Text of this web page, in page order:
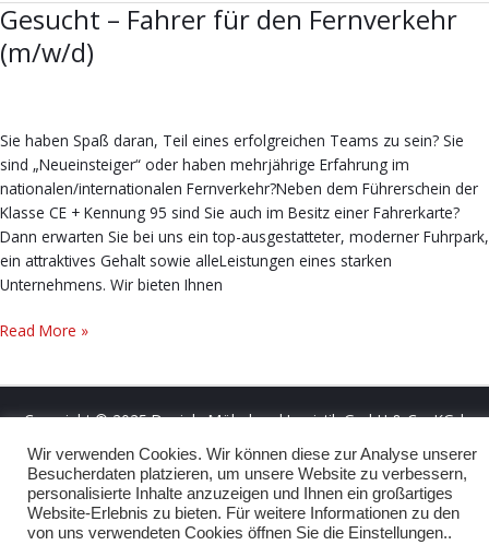
Gesucht – Fahrer für den Fernverkehr
(m/w/d)
Sie haben Spaß daran, Teil eines erfolgreichen Teams zu sein? Sie
sind „Neueinsteiger“ oder haben mehrjährige Erfahrung im
nationalen/internationalen Fernverkehr?Neben dem Führerschein der
Klasse CE + Kennung 95 sind Sie auch im Besitz einer Fahrerkarte?
Dann erwarten Sie bei uns ein top-ausgestatteter, moderner Fuhrpark,
ein attraktives Gehalt sowie alleLeistungen eines starken
Unternehmens. Wir bieten Ihnen
Gesucht
Fahrer
Fernverkehr
(m/w/d)
Read More »
Copyright © 2025 Daniela Möbel und Logistik GmbH & Co. KG |
Powered by
3ZB
Wir verwenden Cookies. Wir können diese zur Analyse unserer
Besucherdaten platzieren, um unsere Website zu verbessern,
personalisierte Inhalte anzuzeigen und Ihnen ein großartiges
Website-Erlebnis zu bieten. Für weitere Informationen zu den
von uns verwendeten Cookies öffnen Sie die Einstellungen..